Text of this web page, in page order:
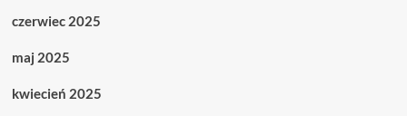
czerwiec 2025
maj 2025
kwiecień 2025